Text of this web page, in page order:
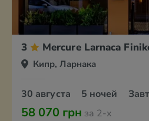
3 Mercure Larnaca
Кипр, Ларнака
30 августа 5 ночей
58 070 грн за 2-х